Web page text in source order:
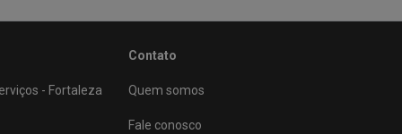
- Fortaleza
Contato
Quem somos
Fale conosco